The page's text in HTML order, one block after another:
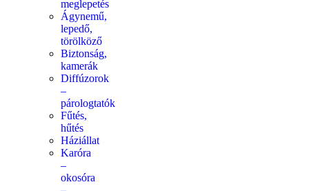
meglepetés
Ágynemű,
lepedő,
törölköző
Biztonság,
kamerák
Diffúzorok
–
párologtatók
Fűtés,
hűtés
Háziállat
Karóra
–
okosóra